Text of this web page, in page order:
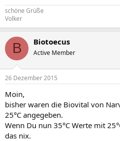
schöne Grüße
Volker
B Biotoecus
Active Member
26 Dezember 2015
Moin,
bisher waren die Biovital von
25°C angegeben.
Wenn Du nun 35°C Werte mit
das nix.